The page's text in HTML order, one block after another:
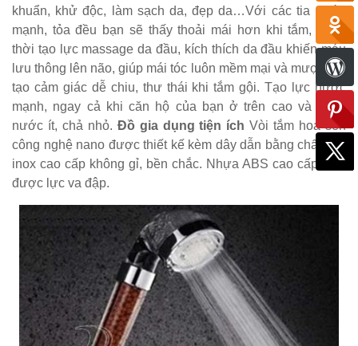
khuẩn, khử độc, làm sạch da, đẹp da…Với các tia nước
mạnh, tỏa đều bạn sẽ thấy thoải mái hơn khi tắm, đồng
thời tạo lực massage da đầu, kích thích da đầu khiến máu
lưu thông lên não, giúp mái tóc luôn mềm mại và mượt mà,
tạo cảm giác dễ chiu, thư thái khi tắm gội. Tạo lực nước
mạnh, ngay cả khi căn hộ của bạn ở trên cao và dòng
nước ít, chả nhỏ. Đồ gia dụng tiện ích Vòi tắm hoa sen
công nghệ nano được thiết kế kèm dây dẫn bằng chất liệu
inox cao cấp không gỉ, bền chắc. Nhựa ABS cao cấp chịu
được lực va đập.